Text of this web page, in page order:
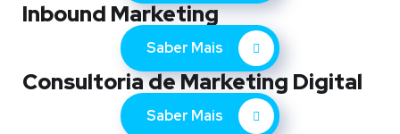
Inbound Marketing
Saber Mais
Consultoria de Marketing Digital
Saber Mais